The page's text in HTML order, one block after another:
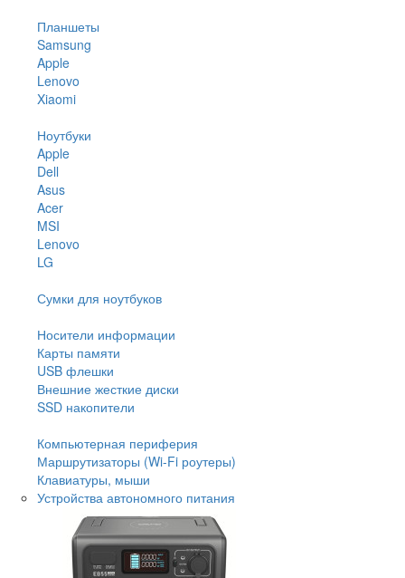
Планшеты
Samsung
Apple
Lenovo
Xiaomi
Ноутбуки
Apple
Dell
Asus
Acer
MSI
Lenovo
LG
Сумки для ноутбуков
Носители информации
Карты памяти
USB флешки
Внешние жесткие диски
SSD накопители
Компьютерная периферия
Маршрутизаторы (Wi-Fi роутеры)
Клавиатуры, мыши
Устройства автономного питания